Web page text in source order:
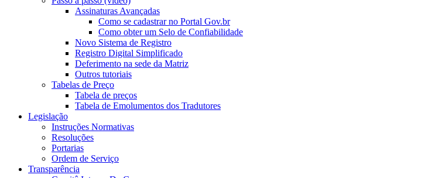
Assinaturas Avançadas
Como se cadastrar no Portal Gov.br
Como obter um Selo de Confiabilidade
Novo Sistema de Registro
Registro Digital Simplificado
Deferimento na sede da Matriz
Outros tutoriais
Tabelas de Preço
Tabela de preços
Tabela de Emolumentos dos Tradutores
Legislação
Instruções Normativas
Resoluções
Portarias
Ordem de Serviço
Transparência